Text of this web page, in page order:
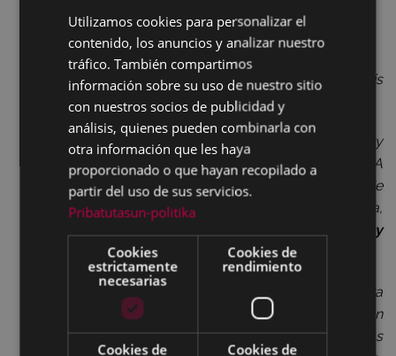
10:00.-Kittonbola!
10:30.-Pasacallecon la Banda de Txistularis
Usartza.
11:00.-Misa Mayor
en el Santuario de Arrate y
ezpata-dantza de la Virgen de Arrate. A
continuación, procesióncon la Banda de
Txistularis Usartza,los trikitilaris
Jainaga y Narbaiza,
y
ezpata-dantza de la Virgen de Arrate.
con Kezka
Dantza Taldea y la Banda de Txistularis Usartza en
la campa de Arrate. Más información sobre las
BASQUE
SPANISH
Utilizamos cookies para personalizar el
contenido, los anuncios y analizar nuestro
tráfico. También compartimos
información sobre su uso de nuestro sitio
con nuestros socios de publicidad y
análisis, quienes pueden combinarla con
otra información que les haya
proporcionado o que hayan recopilado a
partir del uso de sus servicios.
Pribatutasun-politika
Cookies
estrictamente
necesarias
Cookies de
rendimiento
Cookies de
Cookies de